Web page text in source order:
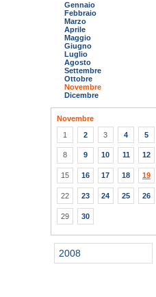
Gennaio
Febbraio
Marzo
Aprile
Maggio
Giugno
Luglio
Agosto
Settembre
Ottobre
Novembre
Dicembre
Novembre
1
2 3 4 5
8 9 10 11 12
15 16 17 18 19
22 23 24 25 26
29 30
2008